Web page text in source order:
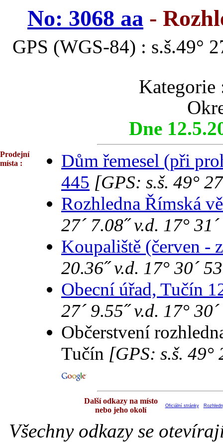
No: 3068 aa -
GPS (WGS-84) : s.š.49°
Dne
Prodejní
místa :
Dům řemesel (při
445 [GPS: s.š. 49°
Rozhledna Římská
27´ 7.08˝ v.d. 17°
Koupaliště (červen -
20.36˝ v.d. 17° 30´
Obecní úřad, Tučín
27´ 9.55˝ v.d. 17°
Občerstvení
Tučín [GPS: s.š. 49°
Další odkazy na místo
nebo jeho okolí
Oficiální stránky
Všechny odkazy se